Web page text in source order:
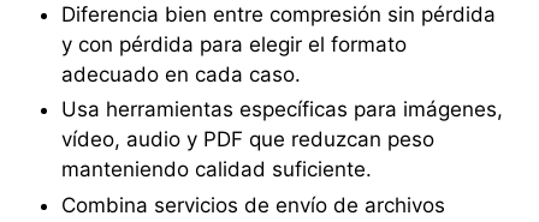
Diferencia bien entre compresión sin pérdida
y con pérdida para elegir el formato
adecuado en cada caso.
Usa herramientas específicas para imágenes,
vídeo, audio y PDF que reduzcan peso
manteniendo calidad suficiente.
Combina servicios de envío de archivos